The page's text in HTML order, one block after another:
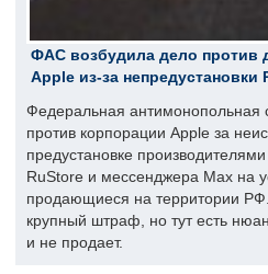
ФАС возбудила дело против
Apple из-за непредустановки
Федеральная антимонопольная
против корпорации Apple за
предустановке
RuStore и мессенджера Max на
продающиеся на территории
крупный штраф, но тут есть
и не продает.